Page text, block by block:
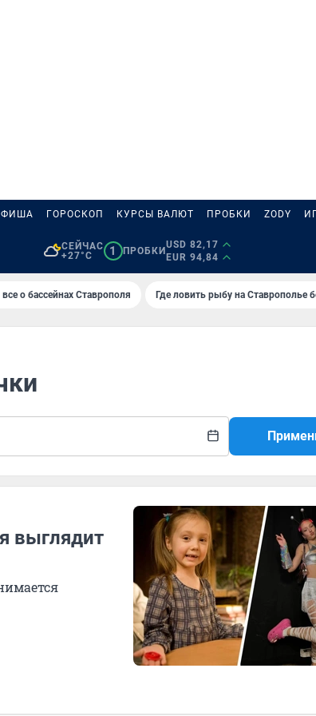
ГОРОСКОП КУРСЫ ВАЛЮТ ПРОБКИ ZODY
СЕЙЧАС
+27°C
1 ПРОБКИ
USD 82,17
EUR 94,84
о бассейнах Ставрополя Где ловить рыбу на Ставрополье
выглядит